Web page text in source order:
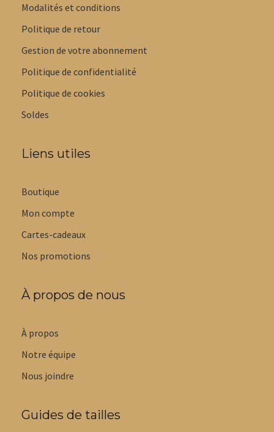
Modalités et conditions
Politique de retour
Gestion de votre abonnement
Politique de confidentialité
Politique de cookies
Soldes
Liens utiles
Boutique
Mon compte
Cartes-cadeaux
Nos promotions
À propos de nous
À propos
Notre équipe
Nous joindre
Guides de tailles